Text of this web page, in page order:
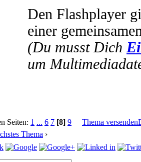
Den Flashplayer
einer
(Du musst Dich
um
Seiten: 1 ... 6 7 [8] 9 Thema versenden
Thema ›